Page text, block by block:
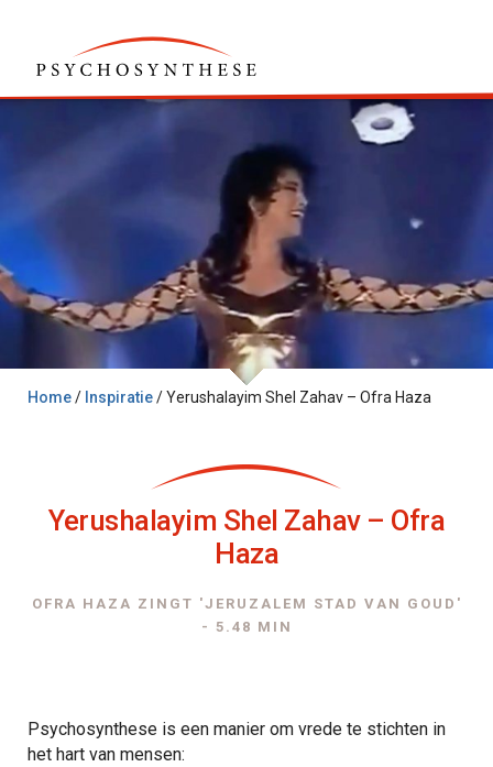
Home/ Inspiratie/Yerushalayim Shel Zahav – Ofra Haza
Yerushalayim Shel Zahav – Ofra
Haza
OFRA HAZA ZINGT 'JERUZALEM STAD VAN GOUD'
- 5.48 MIN
Psychosynthese is een manier om vrede te stichten in
het hart van mensen: